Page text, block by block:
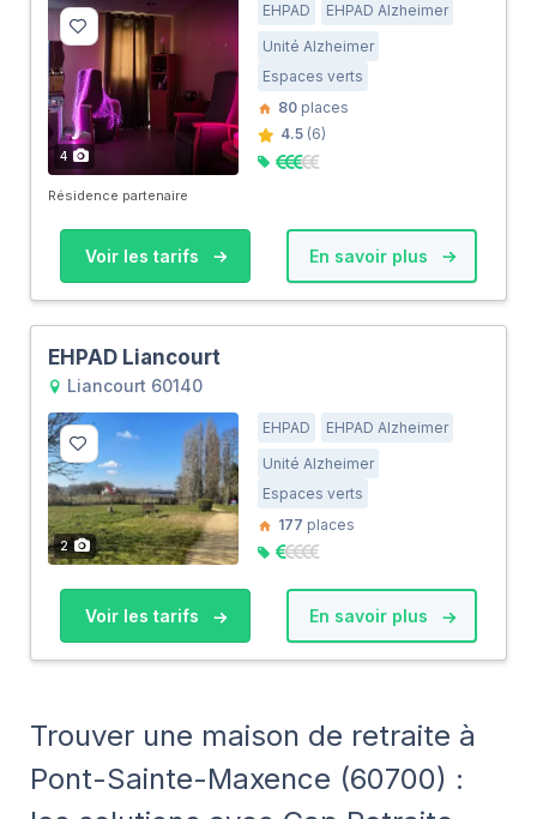
4
EHPAD
EHPAD Alzheimer
Unité Alzheimer
Espaces verts
80 places
4.5 (6)
Résidence partenaire
Voir les tarifs En savoir plus
EHPAD Liancourt
Liancourt 60140
2
EHPAD
EHPAD Alzheimer
Unité Alzheimer
Espaces verts
177 places
Voir les tarifs En savoir plus
Trouver une maison de retraite à
Pont-Sainte-Maxence (60700) :